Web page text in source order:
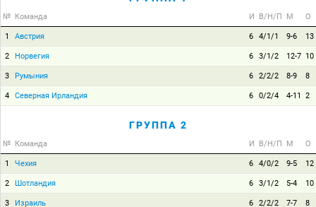
№ Команда И В/Н/П М О
1 Австрия 6 4/1/1 9-6 13
2 Норвегия 6 3/1/2 12-7 10
3 Румыния 6 2/2/2 8-9 8
4 Северная Ирландия 6 0/2/4 4-11 2
ГРУППА 2
№ Команда И В/Н/П М О
1 Чехия 6 4/0/2 9-5 12
2 Шотландия 6 3/1/2 5-4 10
3 Израиль 6 2/2/2 7-7 8